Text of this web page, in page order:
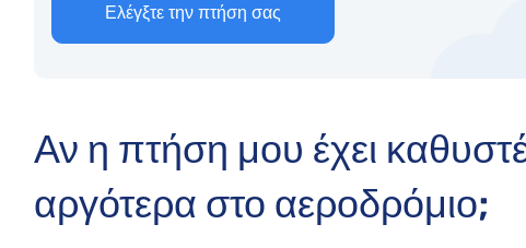
Ελέγξτε την πτήση σας
Αν η πτήση μου έχει
αργότερα στο αεροδρόμιο;